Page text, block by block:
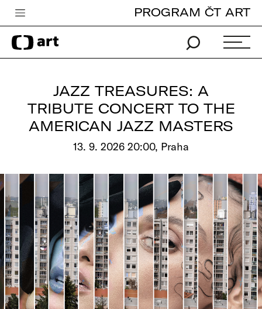
Česká televize
Zpravodajství
iVysílání
TV program
edu
Vše o ČT
PROGRAM ČT ART
JAZZ TREASURES: A
TRIBUTE CONCERT TO THE
AMERICAN JAZZ MASTERS
13. 9. 2026 20:00, Praha